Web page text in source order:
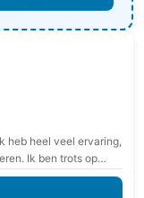
heb heel veel ervaring,
Ik ben trots op